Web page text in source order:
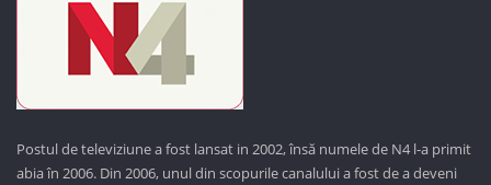
Postul de televiziune a fost lansat in 2002, însă numele de N4 l-a primit
abia în 2006. Din 2006, unul din scopurile canalului a fost de a deveni